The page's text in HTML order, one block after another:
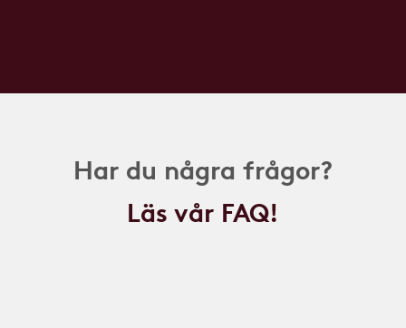
Har du några frågor?
Läs vår FAQ!